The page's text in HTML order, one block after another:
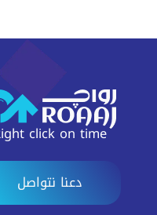
click on time
دعنا نتواصل